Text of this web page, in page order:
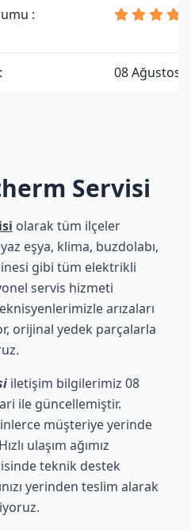
:
08 Ağustos
Servisi
olarak tüm ilçeler
eşya, klima, buzdolabı,
gibi tüm elektrikli
servis hizmeti
arızaları
orijinal yedek parçalarla
iletişim bilgilerimiz 08
ile güncellemiştir.
müşteriye yerinde
ulaşım ağımız
teknik destek
yerinden teslim alarak